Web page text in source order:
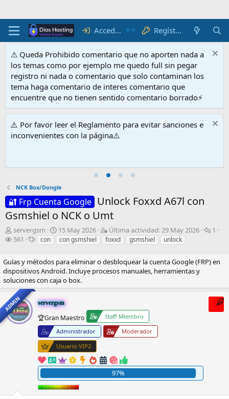
Acceder Regístrate
⚠ Queda Prohibido comentario que no aporten nada a
los temas como por ejemplo me quedo full sin pegar
registro ni nada o comentario que solo contaminan los
tema haga comentario de interes comentario que
encuentre que no tienen sentido comentario borrado⚡
⚠️ Por favor leer el Reglamento para evitar sanciones e
inconvenientes con la página⚠️
NCK Box/Dongle
🔐 Frp Cuenta Google Unlock Foxxd A67l con
Gsmshiel o NCK o Umt
I
n
c
i
a
d
o
r
d
e
servergsm
F
e
a
d
e
n
c
i
o
15 May 2026
Ú
l
m
a
i
v
i
d
d
Última actividad:29 May 2026
R
u
s
1
V
s
i
t
a
s
561
E
q
u
e
a
con con gsmshiel foxxd gsmshiel unlock
Guías y métodos para eliminar o desbloquear la cuenta Google (FRP) en
dispositivos Android. Incluye procesos manuales, herramientas y
soluciones con caja o box.
ADMIN servergsm
🏆Gran Maestro
Staff Miembro
Administrador
Moderador
Usuario VIP2
97%